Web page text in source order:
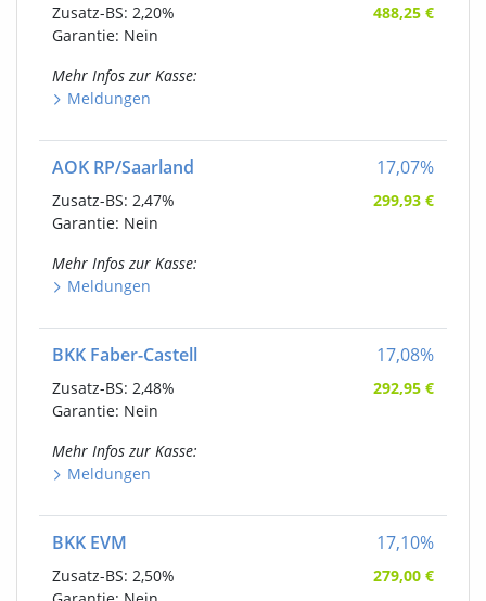
Zusatz-BS: 2,20%
Garantie: Nein
Mehr Infos zur Kasse:
Meldungen
488,25 €
AOK RP/Saarland
Zusatz-BS: 2,47%
Garantie: Nein
Mehr Infos zur Kasse:
Meldungen
17,07%
299,93 €
BKK Faber-Castell
Zusatz-BS: 2,48%
Garantie: Nein
Mehr Infos zur Kasse:
Meldungen
17,08%
292,95 €
BKK EVM
Zusatz-BS: 2,50%
17,10%
279,00 €